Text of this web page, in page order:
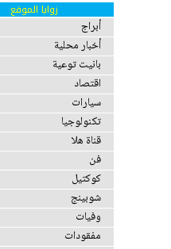
زوايا الموقع
أبراج
أخبار محلية
بانيت توعية
اقتصاد
سيارات
تكنولوجيا
قناة هلا
فن
كوكتيل
شوبينج
وفيات
مفقودات